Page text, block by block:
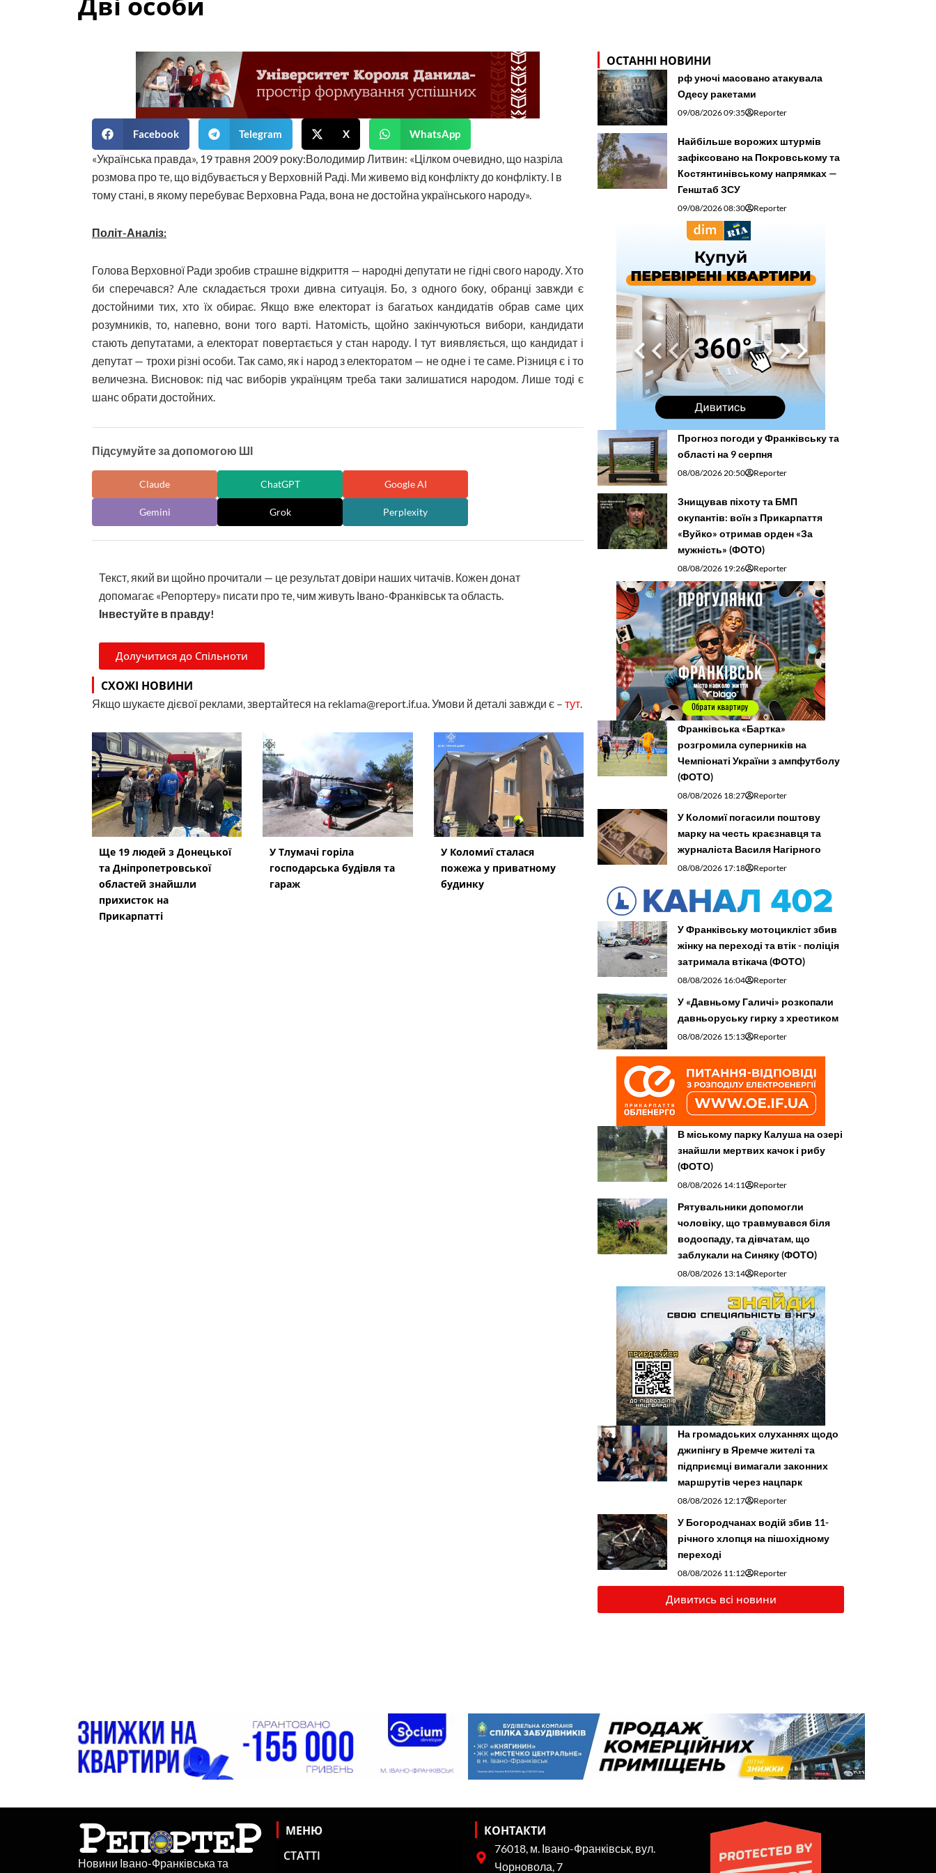
Facebook Telegram X WhatsApp
«Українська правда», 19 травня 2009 року:Володимир Литвин: «Цілком очевидно, що назріла
розмова про те, що відбувається у Верховній Раді. Ми живемо від конфлікту до конфлікту. І в
тому стані, в якому перебуває Верховна Рада, вона не достойна українського народу».
Політ-Аналіз:
Голова Верховної Ради зробив страшне відкриття — народні депутати не гідні свого народу. Хто
би сперечався? Але складається трохи дивна ситуація. Бо, з одного боку, обранці завжди є
достойними тих, хто їх обирає. Якщо вже електорат із багатьох кандидатів обрав саме цих
розумників, то, напевно, вони того варті. Натомість, щойно закінчуються вибори, кандидати
стають депутатами, а електорат повертається у стан народу. І тут виявляється, що кандидат і
депутат — трохи різні особи. Так само, як і народ з електоратом — не одне і те саме. Різниця є і то
величезна. Висновок: під час виборів українцям треба таки залишатися народом. Лише тоді є
шанс обрати достойних.
Підсумуйте за допомогою ШІ
Claude ChatGPT Google AI
Gemini Grok Perplexity
Текст, який ви щойно прочитали — це результат довіри наших читачів. Кожен донат
допомагає «Репортеру» писати про те, чим живуть Івано-Франківськ та область.
Інвестуйте в правду!
Долучитися до Спільноти
СХОЖІ НОВИНИ
Якщо шукаєте дієвої реклами, звертайтеся на reklama@report.if.ua. Умови й деталі завжди є – тут
Ще 19 людей з Донецької
та Дніпропетровської
областей знайшли
прихисток на
Прикарпатті
У Тлумачі горіла
господарська будівля та
гараж
У Коломиї сталася
пожежа у приватному
будинку
ОСТАННІ НОВИНИ
рф уночі масовано атакувала
Одесу ракетами
09/08/2026 09:35 Reporter
Найбільше ворожих штурмів
зафіксовано на Покровському та
Костянтинівському напрямках —
Генштаб ЗСУ
09/08/2026 08:30 Reporter
Прогноз погоди у Франківську та
області на 9 серпня
08/08/2026 20:50 Reporter
Знищував піхоту та БМП
окупантів: воїн з Прикарпаття
«Вуйко» отримав орден «За
мужність» (ФОТО)
08/08/2026 19:26 Reporter
Франківська «Бартка»
розгромила суперників на
Чемпіонаті України з ампфутболу
(ФОТО)
08/08/2026 18:27 Reporter
У Коломиї погасили поштову
марку на честь краєзнавця та
журналіста Василя Нагірного
08/08/2026 17:18 Reporter
У Франківську мотоцикліст збив
жінку на переході та втік - поліція
затримала втікача (ФОТО)
08/08/2026 16:04 Reporter
У «Давньому Галичі» розкопали
давньоруську гирку з хрестиком
08/08/2026 15:13 Reporter
В міському парку Калуша на озері
знайшли мертвих качок і рибу
(ФОТО)
08/08/2026 14:11 Reporter
Рятувальники допомогли
чоловіку, що травмувався біля
водоспаду, та дівчатам, що
заблукали на Синяку (ФОТО)
08/08/2026 13:14 Reporter
На громадських слуханнях щодо
джипінгу в Яремче житeлі та
підприємці вимагали законних
маршрутів через нацпарк
08/08/2026 12:17 Reporter
У Богородчанах водій збив 11-
річного хлопця на пішохідному
переході
08/08/2026 11:12 Reporter
Дивитись всі новини
Новини Івано-Франківська та
МЕНЮ
СТАТТІ
КОНТАКТИ
76018, м. Івано-Франківськ, вул.
Чорновола, 7